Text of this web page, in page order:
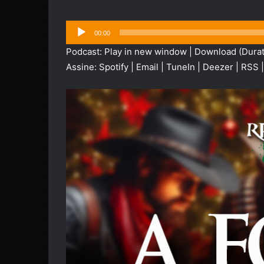
Tocador
de
áudio
00:00
Podcast: Play in new window Download
Assine: Spotify Email TuneIn Deezer RSS